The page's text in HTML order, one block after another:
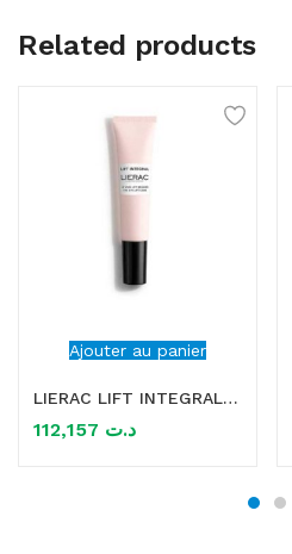
Related products
Ajouter au panier
LIERAC LIFT INTEGRAL SOIN REGARD 15ML
د.ت